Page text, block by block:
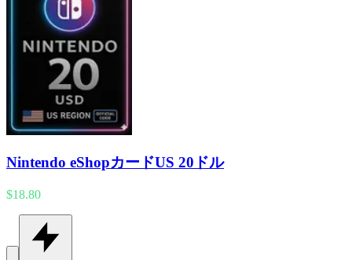
Nintendo eShopカードUS 20ドル
$18.80